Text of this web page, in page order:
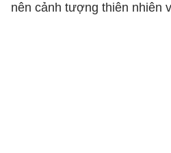
nên cảnh tượng thiên nhiên